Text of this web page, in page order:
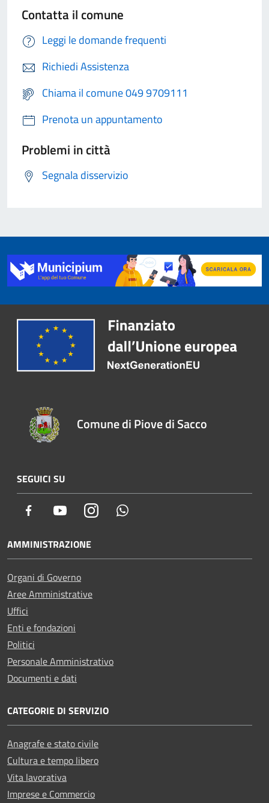
Contatta il comune
Leggi le domande frequenti
Richiedi Assistenza
Chiama il comune 049 9709111
Prenota un appuntamento
Problemi in città
Segnala disservizio
Comune di Piove di Sacco
SEGUICI SU
Facebook YoutubeInstagram
AMMINISTRAZIONE
Organi di Governo
Aree Amministrative
Uffici
Enti e fondazioni
Politici
Personale Amministrativo
Documenti e dati
CATEGORIE DI SERVIZIO
Anagrafe e stato civile
Cultura e tempo libero
Vita lavorativa
Imprese e Commercio